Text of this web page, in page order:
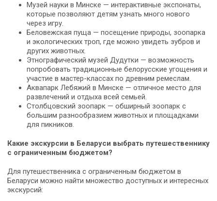
Музей науки в Минске — интерактивные экспонаты,
которые позволяют детям узнать много нового
через игру.
Беловежская пуща — посещение природы, зоопарка
и экологических троп, где можно увидеть зубров и
других животных.
Этнографический музей Дудутки — возможность
попробовать традиционные белорусские угощения и
участие в мастер-классах по древним ремеслам.
Аквапарк Лебяжий в Минске — отличное место для
развлечений и отдыха всей семьей.
Столбцовский зоопарк — обширный зоопарк с
большим разнообразием животных и площадками
для пикников.
Какие экскурсии в Беларуси выбрать путешественнику
с ограниченным бюджетом?
Для путешественника с ограниченным бюджетом в
Беларуси можно найти множество доступных и интересных
экскурсий: